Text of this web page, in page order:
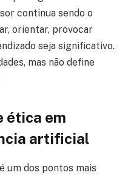
continua sendo o
orientar, provocar
seja significativo.
mas não define
ética em
artificial
um dos pontos mais